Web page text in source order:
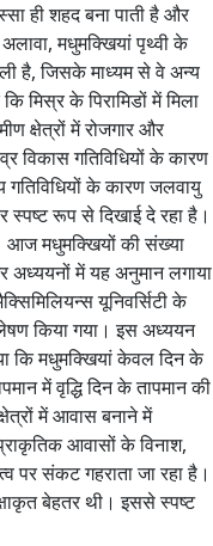
ही शहद बना पाती है और
मधुमक्खियां पृथ्वी के
है, जिसके माध्यम से वे अन्य
मिस्र के पिरामिडों में मिला
क्षेत्रों में रोजगार और
विकास गतिविधियों के कारण
गतिविधियों के कारण जलवायु
स्पष्ट रूप से दिखाई दे रहा है।
आज मधुमक्खियों की संख्या
अध्ययनों में यह अनुमान लगाया
यूनिवर्सिटी के
किया गया। इस अध्ययन
कि मधुमक्खियां केवल दिन के
में वृद्धि दिन के तापमान की
में आवास बनाने में
आवासों के विनाश,
पर संकट गहराता जा रहा है।
बेहतर थी। इससे स्पष्ट